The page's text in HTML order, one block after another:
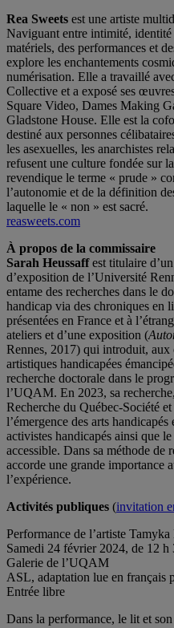
Rea Sweets est une artiste
Naviguant entre intimité,
matériels, des performances et
explore les enchantements
numérisation. Elle a travaillé
Collective et a exposé ses
Square Video, Dames Making
Gladstone House. Elle est la
destiné aux personnes
les asexuelles, les anarchistes
refusent une culture fondée sur
revendique le terme « prude »
l’autonomie et de la définition
laquelle le « non » est sacré.
reasweets.com
À propos de la commissaire
Sarah Heussaffest titulaire
d’exposition de l’Université
entame des recherches dans le
handicap via des chroniques en
présentées en France et à
ateliers et d’une exposition (
Rennes, 2017) qui introduit, aux
artistiques handicapées
recherche doctorale dans le
l’UQAM. En 2023, sa
Recherche du Québec-Société
l’émergence des arts
activistes handicapés ainsi que
accessible. Dans sa méthode de
accorde une grande importance
l’expérience.
Activités publiques (invitation
Performance de l’artiste
Samedi 24 février 2024, de 12 h
Galerie de l’UQAM
ASL, adaptation lue en français
Entrée libre
Dans la performance, le lit et